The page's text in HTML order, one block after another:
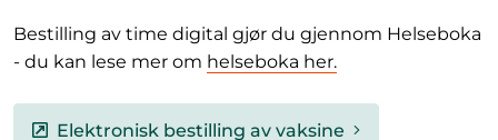
Bestilling av time digital gjør du gjennom Helseboka
- du kan lese mer om helseboka her.
Elektronisk bestilling av vaksine